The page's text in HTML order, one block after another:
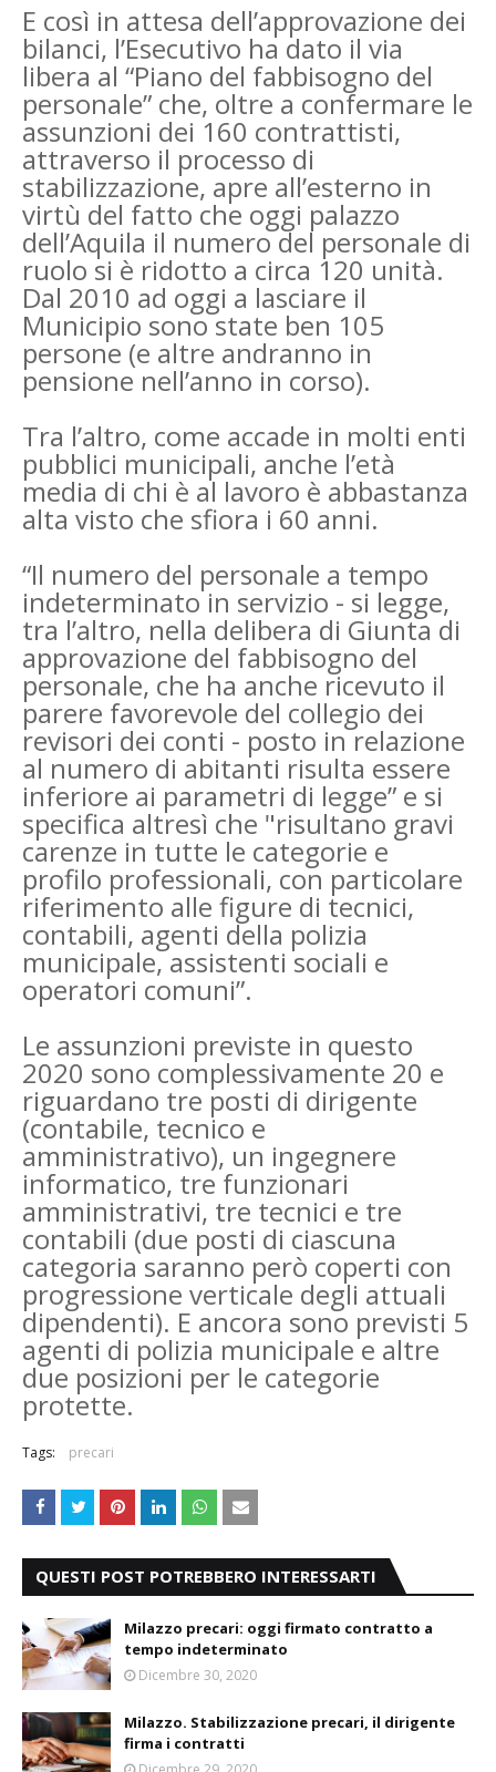
E così in attesa dell’approvazione dei
bilanci, l’Esecutivo ha dato il via
libera al “Piano del fabbisogno del
personale” che, oltre a confermare le
assunzioni dei 160 contrattisti,
attraverso il processo di
stabilizzazione, apre all’esterno in
virtù del fatto che oggi palazzo
dell’Aquila il numero del personale di
ruolo si è ridotto a circa 120 unità.
Dal 2010 ad oggi a lasciare il
Municipio sono state ben 105
persone (e altre andranno in
pensione nell’anno in corso).
Tra l’altro, come accade in molti enti
pubblici municipali, anche l’età
media di chi è al lavoro è abbastanza
alta visto che sfiora i 60 anni.
“Il numero del personale a tempo
indeterminato in servizio - si legge,
tra l’altro, nella delibera di Giunta di
approvazione del fabbisogno del
personale, che ha anche ricevuto il
parere favorevole del collegio dei
revisori dei conti - posto in relazione
al numero di abitanti risulta essere
inferiore ai parametri di legge” e si
specifica altresì che "risultano gravi
carenze in tutte le categorie e
profilo professionali, con particolare
riferimento alle figure di tecnici,
contabili, agenti della polizia
municipale, assistenti sociali e
operatori comuni”.
Le assunzioni previste in questo
2020 sono complessivamente 20 e
riguardano tre posti di dirigente
(contabile, tecnico e
amministrativo), un ingegnere
informatico, tre funzionari
amministrativi, tre tecnici e tre
contabili (due posti di ciascuna
categoria saranno però coperti con
progressione verticale degli attuali
dipendenti). E ancora sono previsti 5
agenti di polizia municipale e altre
due posizioni per le categorie
protette.
Tags: precari
QUESTI POST POTREBBERO INTERESSARTI
Milazzo precari: oggi firmato contratto a
tempo indeterminato
Dicembre 30, 2020
Milazzo. Stabilizzazione precari, il dirigente
firma i contratti